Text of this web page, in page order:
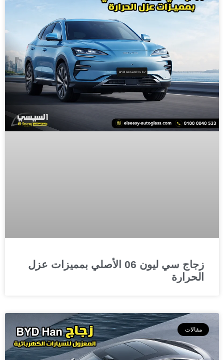
زجاج سي ليون 06 الأصلي بمميزات عزل
الحرارة
مقالات